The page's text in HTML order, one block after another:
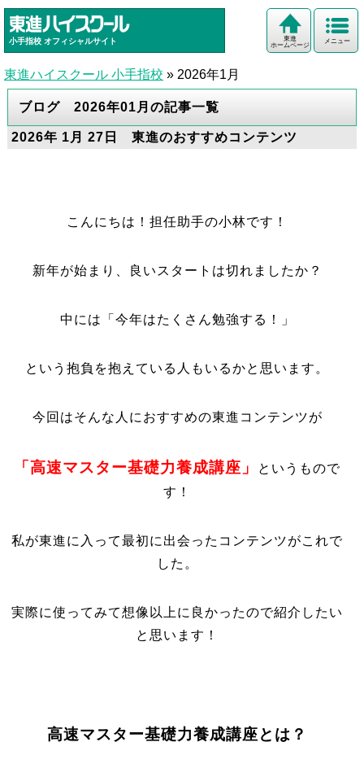
小手指校 オフィシャルサイト メニュー
東進
ホームページ
東進ハイスクール 小手指校 » 2026年1月
ブログ 2026年01月の記事一覧
2026年 1月 27日 東進のおすすめコンテンツ
こんにちは！担任助手の小林です！
新年が始まり、良いスタートは切れましたか？
中には「今年はたくさん勉強する！」
という抱負を抱えている人もいるかと思います。
今回はそんな人におすすめの東進コンテンツが
「高速マスター基礎力養成講座」
というもので
す！
私が東進に入って最初に出会ったコンテンツがこれで
した。
実際に使ってみて想像以上に良かったので紹介したい
と思います！
高速マスター基礎力養成講座とは？